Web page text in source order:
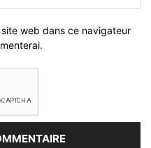
web dans ce navigateur